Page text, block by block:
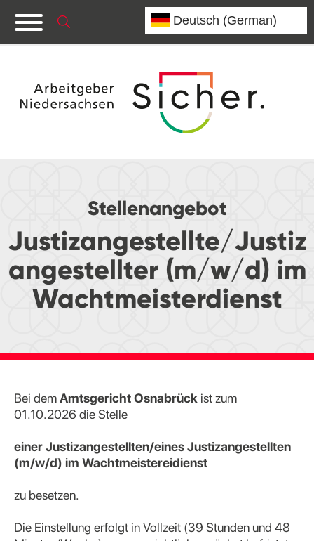
Stellenangebot
Justizangestellte/Justiz
angestellter (m/w/d) im
Wachtmeisterdienst
Bei demAmtsgericht Osnabrück ist zum
01.10.2026 die Stelle
einer Justizangestellten/eines Justizangestellten
(m/w/d) im Wachtmeistereidienst
zu besetzen.
Die Einstellung erfolgt in Vollzeit (39 Stunden und 48